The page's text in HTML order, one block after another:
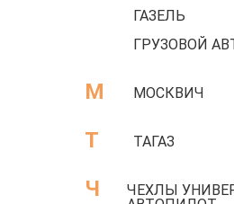
ГАЗЕЛЬ
ГРУЗОВОЙ
М МОСКВИЧ
Т ТАГАЗ
Ч
ЧЕХЛЫ